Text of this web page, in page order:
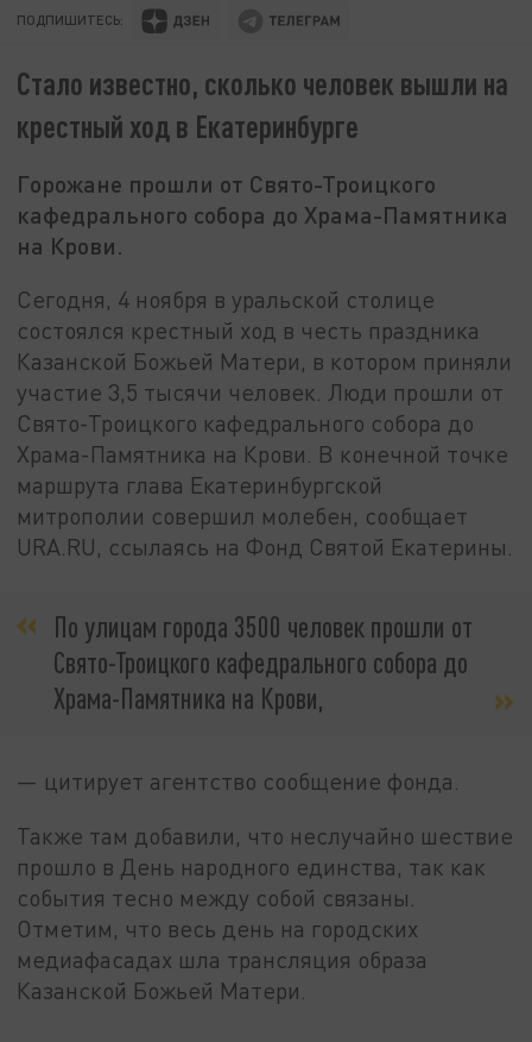
ПОДПИШИТЕСЬ:
Стало известно, сколько человек вышли на
крестный ход в Екатеринбурге
Горожане прошли от Свято-Троицкого
кафедрального собора до Храма-Памятника
на Крови.
Сегодня, 4 ноября в уральской столице
состоялся крестный ход в честь праздника
Казанской Божьей Матери, в котором приняли
участие 3,5 тысячи человек. Люди прошли от
Свято-Троицкого кафедрального собора до
Храма-Памятника на Крови. В конечной точке
маршрута глава Екатеринбургской
митрополии совершил молебен, сообщает
URA.RU, ссылаясь на Фонд Святой Екатерины.
По улицам города 3500 человек прошли от
Свято-Троицкого кафедрального собора до
Храма-Памятника на Крови,
— цитирует агентство сообщение фонда.
Также там добавили, что неслучайно шествие
прошло в День народного единства, так как
события тесно между собой связаны.
Отметим, что весь день на городских
медиафасадах шла трансляция образа
Казанской Божьей Матери.